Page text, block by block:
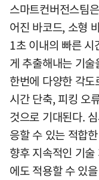
스마트컨버전스팀
어진 바코드, 소형
1초 이내의 빠른 시
게 추출해내는 기
한번에 다양한 각
시간 단축, 피킹 오
것으로 기대된다.
응할 수 있는 적합
향후 지속적인 기
에도 적용할 수 있